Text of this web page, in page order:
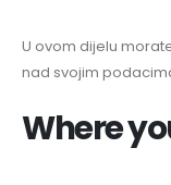
U ovom dijelu
nad svojim
Where